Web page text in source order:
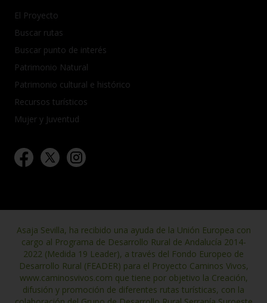
El Proyecto
Buscar rutas
Buscar punto de interés
Patrimonio Natural
Patrimonio cultural e histórico
Recursos turísticos
Mujer y Juventud
Asaja Sevilla, ha recibido una ayuda de la Unión Europea con
cargo al Programa de Desarrollo Rural de Andalucía 2014-
2022 (Medida 19 Leader), a través del Fondo Europeo de
Desarrollo Rural (FEADER) para el Proyecto Caminos Vivos,
www.caminosvivos.com que tiene por objetivo la Creación,
difusión y promoción de diferentes rutas turísticas, con la